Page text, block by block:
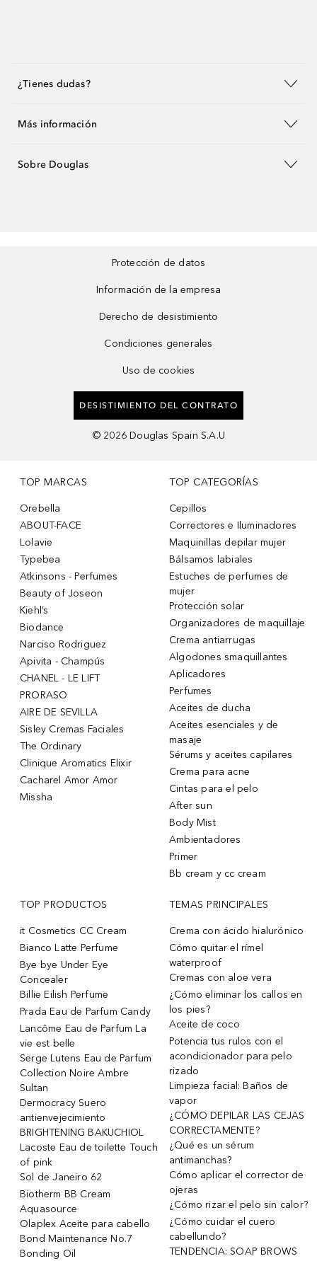
¿Tienes dudas?
Más información
Sobre Douglas
Protección de datos
Información de la empresa
Derecho de desistimiento
Condiciones generales
Uso de cookies
DESISTIMIENTO DEL CONTRATO
© 2026 Douglas Spain S.A.U
TOP MARCAS
Orebella
ABOUT-FACE
Lolavie
Typebea
Atkinsons - Perfumes
Beauty of Joseon
Kiehl’s
Biodance
Narciso Rodriguez
Apivita - Champús
CHANEL - LE LIFT
PRORASO
AIRE DE SEVILLA
Sisley Cremas Faciales
The Ordinary
Clinique Aromatics Elixir
Cacharel Amor Amor
Missha
TOP CATEGORÍAS
Cepillos
Correctores e Iluminadores
Maquinillas depilar mujer
Bálsamos labiales
Estuches de perfumes de
mujer
Protección solar
Organizadores de maquillaje
Crema antiarrugas
Algodones smaquillantes
Aplicadores
Perfumes
Aceites de ducha
Aceites esenciales y de
masaje
Sérums y aceites capilares
Crema para acne
Cintas para el pelo
After sun
Body Mist
Ambientadores
Primer
Bb cream y cc cream
TOP PRODUCTOS
it Cosmetics CC Cream
Bianco Latte Perfume
Bye bye Under Eye
Concealer
Billie Eilish Perfume
Prada Eau de Parfum Candy
Lancôme Eau de Parfum La
vie est belle
Serge Lutens Eau de Parfum
Collection Noire Ambre
Sultan
Dermocracy Suero
antienvejecimiento
BRIGHTENING BAKUCHIOL
Lacoste Eau de toilette Touch
of pink
Sol de Janeiro 62
Biotherm BB Cream
Aquasource
Olaplex Aceite para cabello
Bond Maintenance No.7
Bonding Oil
TEMAS PRINCIPALES
Crema con ácido hialurónico
Cómo quitar el rímel
waterproof
Cremas con aloe vera
¿Cómo eliminar los callos en
los pies?
Aceite de coco
Potencia tus rulos con el
acondicionador para pelo
rizado
Limpieza facial: Baños de
vapor
¿CÓMO DEPILAR LAS CEJAS
CORRECTAMENTE?
¿Qué es un sérum
antimanchas?
Cómo aplicar el corrector de
ojeras
¿Cómo rizar el pelo sin calor?
¿Cómo cuidar el cuero
cabellundo?
TENDENCIA: SOAP BROWS